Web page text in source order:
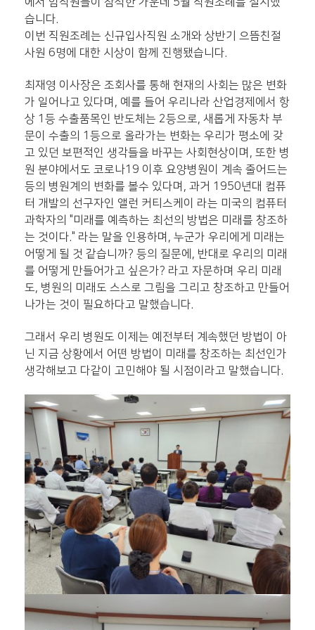
습니다.
이번 직원조례는 신규입사직원 소개와 상반기 으뜸친절
사원 6명에 대한 시상이 함께 진행됐습니다.
최재영 이사장은 조회사를 통해 현재의 사회는 많은 변화
가 일어나고 있다며, 예를 들어 우리나라 산업경제에서 항
상 1등 수출품목인 반도체는 2등으로, 새롭게 자동차 부
문이 수출의 1등으로 올라가는 변화는 우리가 평소에 갖
고 있던 보편적인 생각들을 바꾸는 사회현상이며, 또한 병
원 분야에서도 코로나19 이후 요양병원이 계속 줄어드는
등의 병원계의 변화를 볼수 있다며, 과거 1950년대 컴퓨
터 개발의 선구자인 앨런 커티스케이 라는 미국의 컴퓨터
과학자의 "미래를 예측하는 최선의 방법은 미래를 창조하
는 것이다." 라는 말을 인용하며, 누군가 우리에게 미래는
어떻게 될 것 같습니까? 등의 질문에, 반대로 우리의 미래
를 어떻게 만들어가고 싶은가? 라고 자문하며 우리 미래
도, 병원의 미래도 스스로 그림을 그리고 창조하고 만들어
나가는 것이 필요하다고 말했습니다.
그래서 우리 병원도 이제는 예전부터 계속했던 방법이 아
닌 지금 상황에서 어떤 방법이 미래를 창조하는 최선인가
생각해보고 다같이 고민해야 될 시점이라고 말했습니다.